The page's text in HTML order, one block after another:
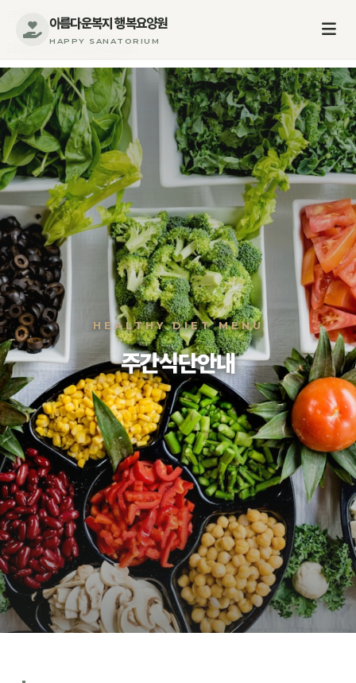
콘텐츠로 건너뛰기
아름다운복지 행복요양원
아름다운복지 행복요양원
HAPPY SANATORIUM
행복요양원
인사말 오시는 길
이용안내
입소안내 일일프로그램 장기요양보험
주간식단안내
요양원갤러리
프로그램활동 시설둘러보기 의료관리
입소&후원문의
커뮤니티
공지사항 자료실 자원봉사신청
HEALTHY DIET MENU
주간식단안내